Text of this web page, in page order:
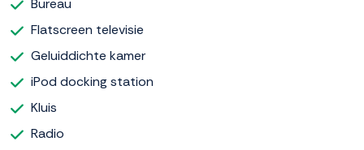
Bureau
Flatscreen televisie
Geluiddichte kamer
iPod docking station
Kluis
Radio